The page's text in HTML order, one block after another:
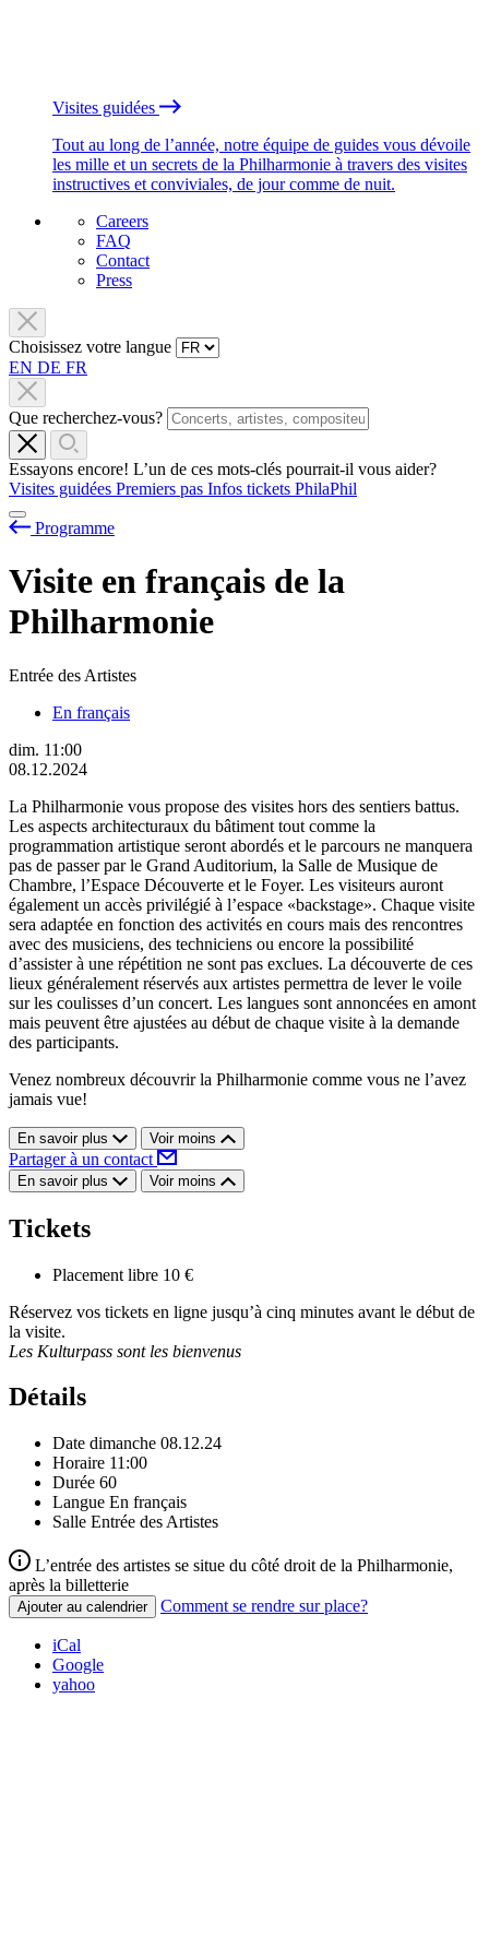
Visites guidées
Tout au long de l’année, notre équipe de guides vous dévoile
les mille et un secrets de la Philharmonie à travers des visites
instructives et conviviales, de jour comme de nuit.
Careers
FAQ
Contact
Press
Choisissez votre langue
EN DE FR
Que recherchez-vous?
Essayons encore! L’un de ces mots-clés pourrait-il vous aider?
Visites guidées Premiers pas Infos tickets PhilaPhil
Programme
Visite en français de la
Philharmonie
Entrée des Artistes
En français
dim. 11:00
08.12.2024
La Philharmonie vous propose des visites hors des sentiers battus.
Les aspects architecturaux du bâtiment tout comme la
programmation artistique seront abordés et le parcours ne manquera
pas de passer par le Grand Auditorium, la Salle de Musique de
Chambre, l’Espace Découverte et le Foyer. Les visiteurs auront
également un accès privilégié à l’espace «backstage». Chaque visite
sera adaptée en fonction des activités en cours mais des rencontres
avec des musiciens, des techniciens ou encore la possibilité
d’assister à une répétition ne sont pas exclues. La découverte de ces
lieux généralement réservés aux artistes permettra de lever le voile
sur les coulisses d’un concert. Les langues sont annoncées en amont
mais peuvent être ajustées au début de chaque visite à la demande
des participants.
Venez nombreux découvrir la Philharmonie comme vous ne l’avez
jamais vue!
En savoir plus Voir moins
Partager à un contact
En savoir plus Voir moins
Tickets
Placement libre 10 €
Réservez vos tickets en ligne jusqu’à cinq minutes avant le début de
la visite.
Les Kulturpass sont les bienvenus
Détails
Date dimanche 08.12.24
Horaire 11:00
Durée 60
Langue En français
Salle Entrée des Artistes
L’entrée des artistes se situe du côté droit de la Philharmonie,
après la billetterie
Ajouter au calendrier Comment se rendre sur place?
iCal
Google
yahoo